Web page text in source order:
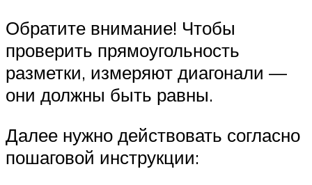
Обратите внимание! Чтобы
проверить прямоугольность
разметки, измеряют диагонали —
они должны быть равны.
Далее нужно действовать согласно
пошаговой инструкции: